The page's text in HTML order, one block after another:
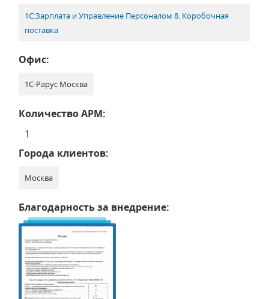
1С:Зарплата и Управление Персоналом 8. Коробочная
поставка
Офис:
1С-Рарус Москва
Количество АРМ:
1
Города клиентов:
Москва
Благодарность за внедрение: